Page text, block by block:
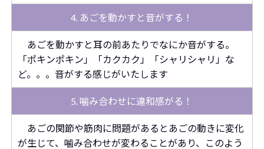
4. あごを動かすと音がする！
あごを動かすと耳の前あたりでなにか音がする。
「ポキンポキン」「カクカク」「シャリシャリ」な
ど。。。音がする感じがいたします
5. 噛み合わせに違和感がる！
あごの関節や筋肉に問題があるとあごの動きに変化
が生じて、噛み合わせが変わることがあり、このよう